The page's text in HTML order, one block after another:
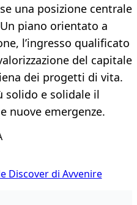
una posizione centrale
piano orientato a
l’ingresso qualificato
del capitale
dei progetti di vita.
solido e solidale il
nuove emergenze.
Discover di Avvenire